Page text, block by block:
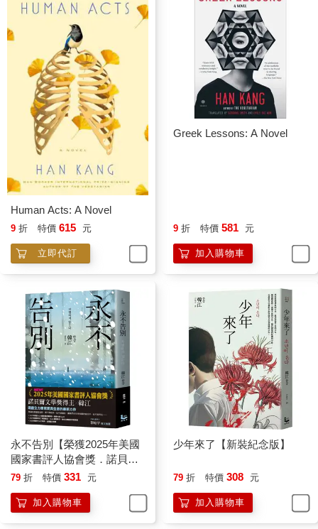
Human Acts: A Novel
9 折 特價 615 元
立即代訂
Greek Lessons: A Novel
9 折 特價 581 元
加入購物車
永不告別【榮獲2025年美國
國家書評人協會獎．諾貝爾
文學獎得主韓江竭盡全力書
79 折 特價 331 元
加入購物車
少年來了【新裝紀念版】
79 折 特價 308 元
加入購物車